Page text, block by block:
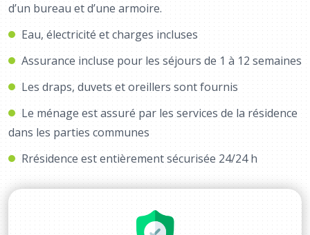
d’un bureau et d’une armoire.
Eau, électricité et charges incluses
Assurance incluse pour les séjours de 1 à 12 semaines
Les draps, duvets et oreillers sont fournis
Le ménage est assuré par les services de la résidence
dans les parties communes
Rrésidence est entièrement sécurisée 24/24 h